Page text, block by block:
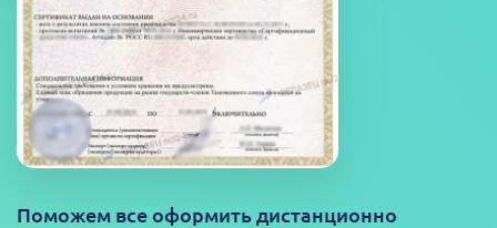
Поможем все оформить дистанционно